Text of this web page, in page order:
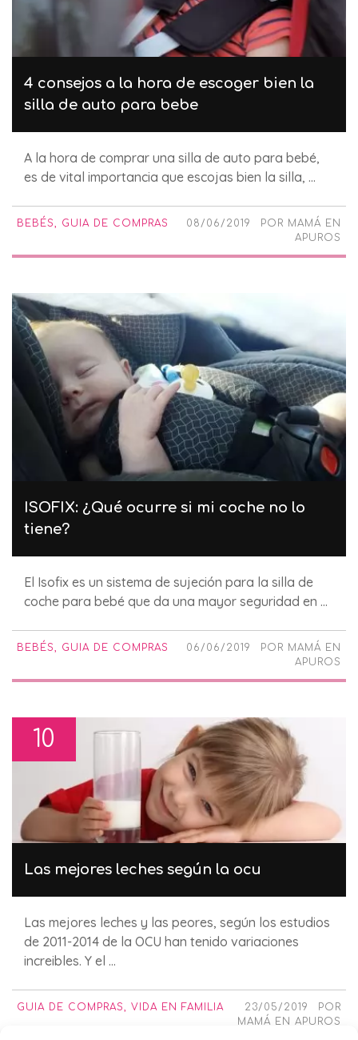
4 consejos a la hora de escoger bien la
silla de auto para bebe
A la hora de comprar una silla de auto para bebé,
es de vital importancia que escojas bien la silla, ...
BEBÉS, GUIA DE COMPRAS 08/06/2019 POR MAMÁ EN
APUROS
ISOFIX: ¿Qué ocurre si mi coche no lo
tiene?
El Isofix es un sistema de sujeción para la silla de
coche para bebé que da una mayor seguridad en ...
BEBÉS, GUIA DE COMPRAS 06/06/2019 POR MAMÁ EN
APUROS
10
Las mejores leches según la ocu
Las mejores leches y las peores, según los estudios
de 2011-2014 de la OCU han tenido variaciones
increibles. Y el ...
GUIA DE COMPRAS VIDA EN FAMILIA 23/05/2019
POR
MAMÁ EN APUROS